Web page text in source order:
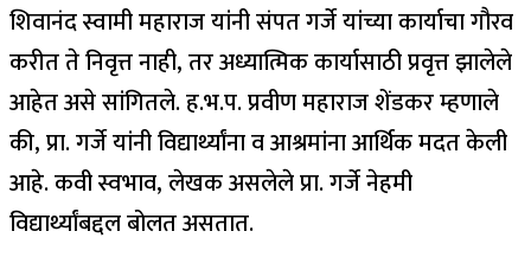
शिवानंद स्वामी महाराज यांनी संपत गर्जे यांच्या कार्याचा गौरव
करीत ते निवृत्त नाही, तर अध्यात्मिक कार्यासाठी प्रवृत्त झालेले
आहेत असे सांगितले. ह.भ.प. प्रवीण महाराज शेंडकर म्हणाले
की, प्रा. गर्जे यांनी विद्यार्थ्यांना व आश्रमांना आर्थिक मदत केली
आहे. कवी स्वभाव, लेखक असलेले प्रा. गर्जे नेहमी
विद्यार्थ्यांबद्दल बोलत असतात.